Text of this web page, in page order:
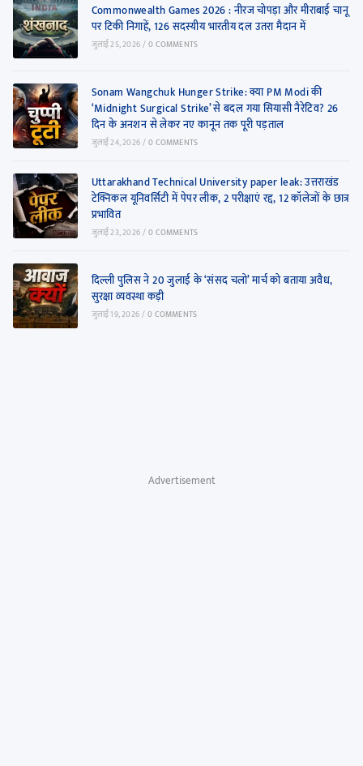
Commonwealth Games 2026 : नीरज चोपड़ा और मीराबाई चानू
पर टिकी निगाहें, 126 सदस्यीय भारतीय दल उतरा मैदान में
जुलाई 25, 2026/0 COMMENTS
Sonam Wangchuk Hunger Strike: क्या PM Modi की
‘Midnight Surgical Strike’ से बदल गया सियासी नैरेटिव? 26
दिन के अनशन से लेकर नए कानून तक पूरी पड़ताल
जुलाई 24, 2026/0 COMMENTS
Uttarakhand Technical University paper leak: उत्तराखंड
टेक्निकल यूनिवर्सिटी में पेपर लीक, 2 परीक्षाएं रद्द, 12 कॉलेजों के छात्र
प्रभावित
जुलाई 23, 2026/0 COMMENTS
दिल्ली पुलिस ने 20 जुलाई के ‘संसद चलो’ मार्च को बताया अवैध,
सुरक्षा व्यवस्था कड़ी
जुलाई 19, 2026/0 COMMENTS
Advertisement